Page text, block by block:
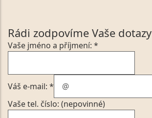
Rádi zodpovíme Vaše dotazy
Vaše jméno a příjmení: *
Váš e-mail: *
Vaše tel. číslo: (nepovinné)